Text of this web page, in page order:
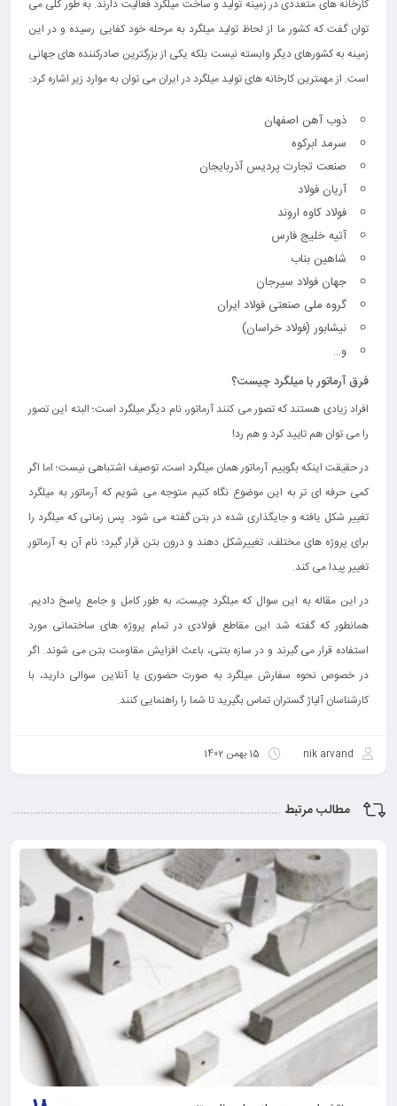
کارخانه‌ های متعددی در زمینه تولید و ساخت میلگرد فعالیت دارند. به طور کلی می‌
توان گفت که کشور ما از لحاظ تولید میلگرد به مرحله خود کفایی رسیده و در این
زمینه به کشورهای دیگر وابسته نیست بلکه یکی از بزرگترین صادرکننده های جهانی
است. از مهمترین کارخانه‌ های تولید میلگرد در ایران می توان به موارد زیر اشاره کرد:
ذوب آهن اصفهان
سرمد ابرکوه
صنعت تجارت پردیس آذربایجان
آریان فولاد
فولاد کاوه اروند
آتیه خلیج فارس
شاهین بناب
جهان فولاد سیرجان
گروه ملی صنعتی فولاد ایران
نیشابور (فولاد خراسان)
و…
فرق آرماتور با میلگرد چیست؟
افراد زیادی هستند که تصور می کنند آرماتور، نام دیگر میلگرد است؛ البته این تصور
را می توان هم تایید کرد و هم رد!
در حقیقت اینکه بگوییم آرماتور همان میلگرد است، توصیف اشتباهی نیست؛ اما اگر
کمی حرفه ای تر به این موضوع نگاه کنیم متوجه می شویم که آرماتور به میلگرد
تغییر شکل یافته و جایگذاری شده در بتن گفته می شود. پس زمانی که میلگرد را
برای پروژه های مختلف، تغییرشکل دهند و درون بتن قرار گیرد؛ نام آن به آرماتور
تغییر پیدا می کند.
در این مقاله به این سوال که میلگرد چیست، به طور کامل و جامع پاسخ دادیم.
همانطور که گفته شد این مقاطع فولادی در تمام پروژه های ساختمانی مورد
استفاده قرار می گیرند و در سازه بتنی، باعث افزایش مقاومت بتن می شوند. اگر
در خصوص نحوه سفارش میلگرد به صورت حضوری یا آنلاین سوالی دارید، با
کارشناسان آلیاژ گستران تماس بگیرید تا شما را راهنمایی کنند.
nik arvand 15 بهمن 1402
مطالب مرتبط